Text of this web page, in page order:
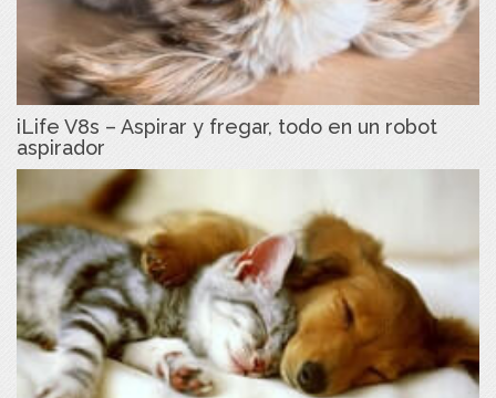
iLife V8s – Aspirar y fregar, todo en un robot
aspirador